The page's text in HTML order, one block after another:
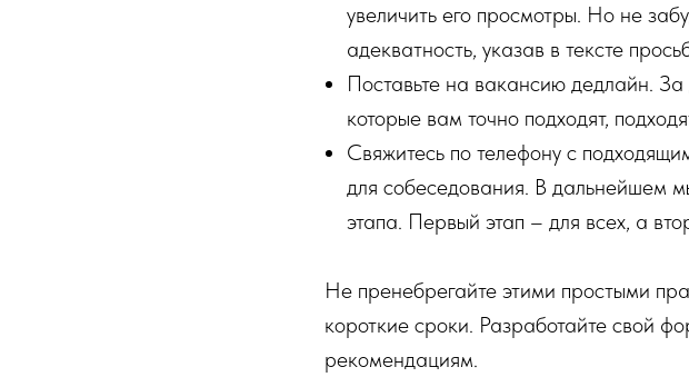
увеличить его просмотры. Но не
адекватность, указав в тексте
Поставьте на вакансию дедлайн.
которые вам точно подходят,
Свяжитесь по телефону с
для собеседования. В дальнейшем
этапа. Первый этап – для всех, а
Не пренебрегайте этими простыми
короткие сроки. Разработайте свой
рекомендациям.